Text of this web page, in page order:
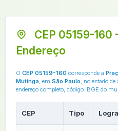
CEP 05159-
Endereço
O CEP 05159-160 corresponde a
Mutinga, em São Paulo, no estado
endereço completo, código IBGE do
CEP Tipo